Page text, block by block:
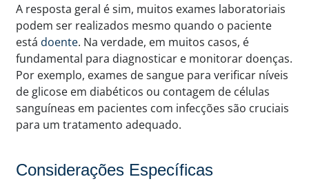
A resposta geral é sim, muitos exames laboratoriais
podem ser realizados mesmo quando o paciente
está doente. Na verdade, em muitos casos, é
fundamental para diagnosticar e monitorar doenças.
Por exemplo, exames de sangue para verificar níveis
de glicose em diabéticos ou contagem de células
sanguíneas em pacientes com infecções são cruciais
para um tratamento adequado.
Considerações Específicas